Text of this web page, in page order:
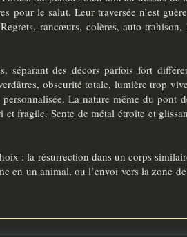
pour le salut. Leur traversée n’est
rancœurs, colères, auto-
séparant des décors parfois fort
obscurité totale, lumière trop
La nature même du pont
et fragile. Sente de métal étroite et
: la résurrection dans un corps
en un animal, ou l’envoi vers la zone